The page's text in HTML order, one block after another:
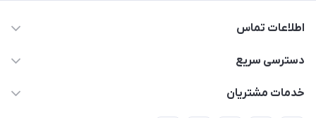
اطلاعات تماس
09106753413
دسترسی سریع
حساب کاربری
خدمات مشتریان